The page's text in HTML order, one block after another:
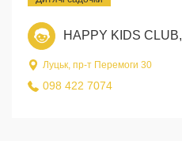
HAPPY KIDS
Луцьк, пр-т Перемоги 30
098 422 7074